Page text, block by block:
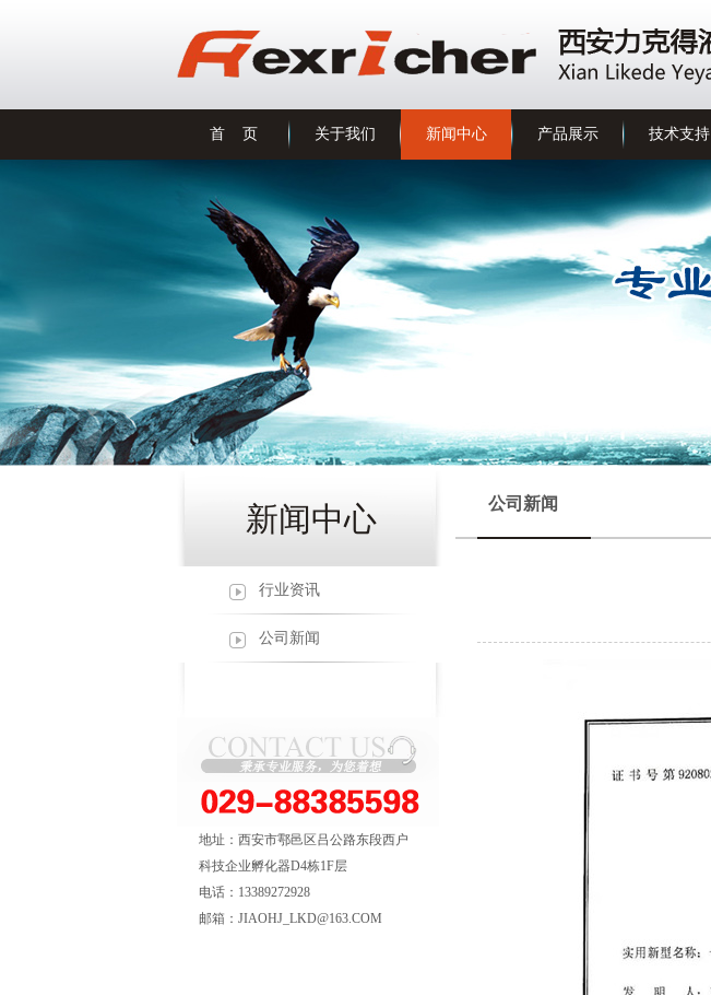
首 页 关于我们 新闻中心 产品展示 技术支持
新闻中心
行业资讯
公司新闻
地址：西安市鄠邑区吕公路东段西户
科技企业孵化器D4栋1F层
电话：13389272928
邮箱：JIAOHJ_LKD@163.COM
公司新闻